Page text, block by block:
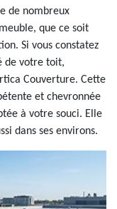
de nombreux
que ce soit
Si vous constatez
de votre toit,
Couverture. Cette
et chevronnée
à votre souci. Elle
dans ses environs.